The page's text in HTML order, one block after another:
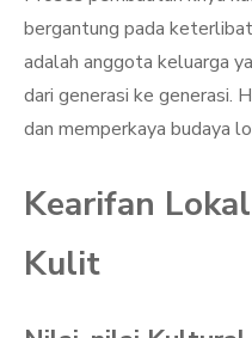
bergantung pada
adalah anggota keluarga
dari generasi ke generasi.
dan memperkaya budaya
Kearifan
Kulit